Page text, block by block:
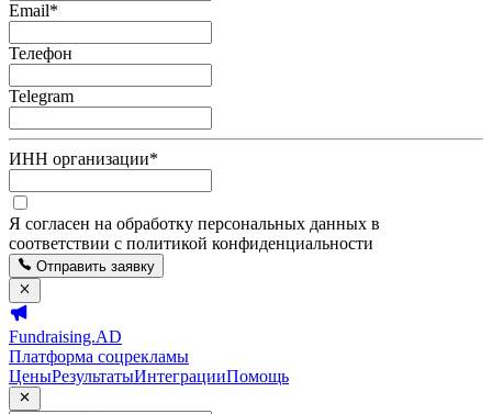
Email*
Телефон
Telegram
ИНН организации*
Я согласен на обработку персональных данных в
соответствии с политикой конфиденциальности
Отправить заявку
Fundraising.AD
Платформа соцрекламы
ЦеныРезультатыИнтеграцииПомощь